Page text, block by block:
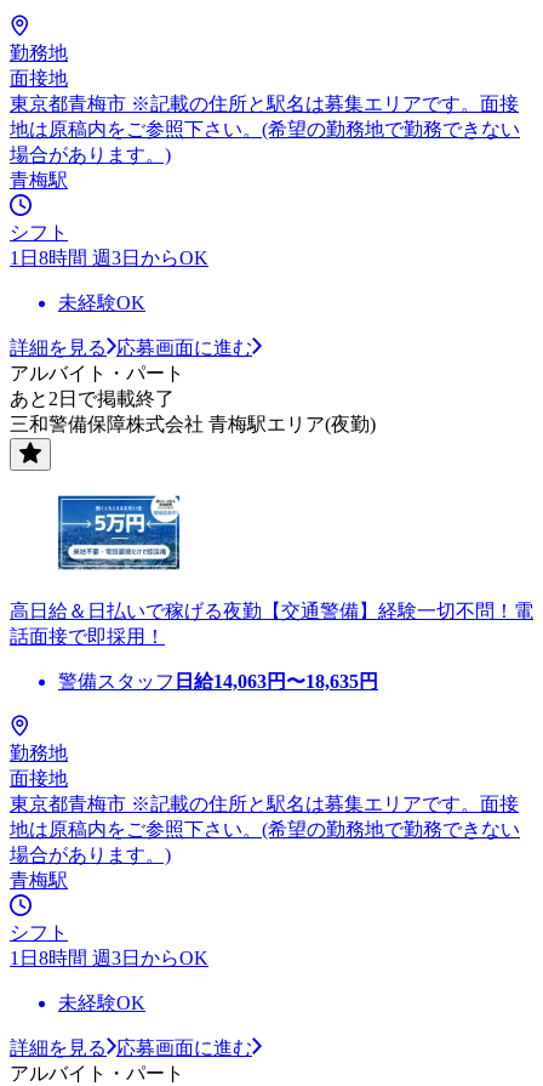
勤務地
面接地
東京都青梅市 ※記載の住所と駅名は募集エリアです。面接
地は原稿内をご参照下さい。(希望の勤務地で勤務できない
場合があります。)
青梅駅
シフト
1日8時間 週3日からOK
未経験OK
詳細を見る
応募画面に進む
アルバイト・パート
あと2日で掲載終了
三和警備保障株式会社 青梅駅エリア(夜勤)
高日給＆日払いで稼げる夜勤【交通警備】経験一切不問！電
話面接で即採用！
警備スタッフ 日給14,063円〜18,635円
勤務地
面接地
東京都青梅市 ※記載の住所と駅名は募集エリアです。面接
地は原稿内をご参照下さい。(希望の勤務地で勤務できない
場合があります。)
青梅駅
シフト
1日8時間 週3日からOK
未経験OK
詳細を見る
応募画面に進む
アルバイト・パート